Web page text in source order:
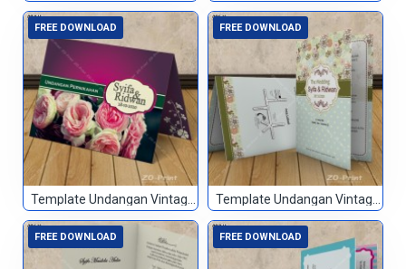
FREE DOWNLOAD
Template Undangan Vintage 084
FREE DOWNLOAD
Template Undangan Vintage 085
FREE DOWNLOAD FREE DOWNLOAD